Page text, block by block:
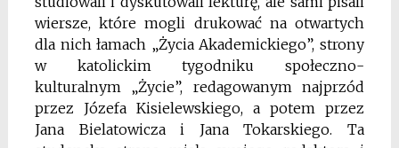
wiersze, które mogli drukować na otwartych
dla nich łamach „Życia Akademickiego”, strony
w katolickim tygodniku społeczno-
kulturalnym „Życie”, redagowanym najprzód
przez Józefa Kisielewskiego, a potem przez
Jana Bielatowicza i Jana Tokarskiego. Ta